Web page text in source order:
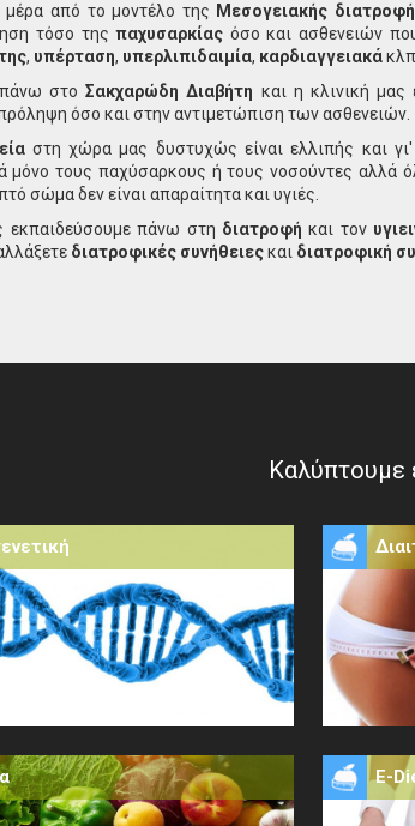
μέρα από το μοντέλο της Μεσογειακής
τόσο τηςπαχυσαρκίας όσο και ασθενειών
, υπέρταση, υπερλιπιδαιμία, καρδιαγγειακά
στοΣακχαρώδη Διαβήτη και η κλινική μας
όσο και στην αντιμετώπιση των ασθενειών.
στη χώρα μας δυστυχώς είναι ελλιπής και
μόνο τους παχύσαρκους ή τους νοσούντες αλλά
σώμα δεν είναι απαραίτητα και υγιές.
εκπαιδεύσουμε πάνω στη διατροφή και τον
διατροφικές συνήθειεςκαι διατροφική
Καλύπτουμε
Ε-